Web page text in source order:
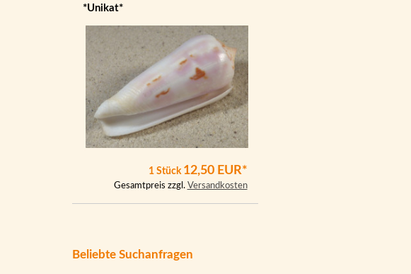
*Unikat*
1 Stück 12,50 EUR*
Gesamtpreis zzgl. Versandkosten
Beliebte Suchanfragen